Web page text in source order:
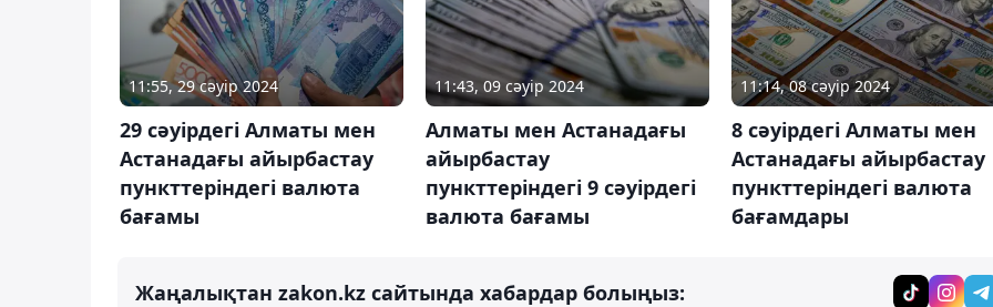
11:55, 29 сәуір 2024
29 сәуірдегі Алматы мен
Астанадағы айырбастау
пункттеріндегі валюта
бағамы
11:43, 09 сәуір 2024
Алматы мен Астанадағы
айырбастау
пункттеріндегі 9 сәуірдегі
валюта бағамы
11:14, 08 сәуір 2024
8 сәуірдегі Алматы мен
Астанадағы айырбастау
пункттеріндегі валюта
бағамдары
Жаңалықтан zakon.kz сайтында хабардар болыңыз: